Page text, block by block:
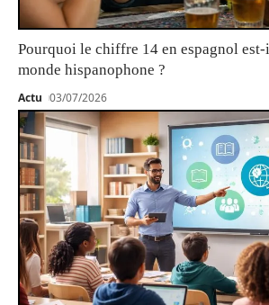
Pourquoi le chiffre 14 en espagnol
monde hispanophone ?
Actu 03/07/2026